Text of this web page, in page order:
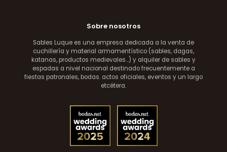
Sobre nosotros
Sables Luque es una empresa dedicada a la venta de
cuchillería y material armamentístico (sables, dagas,
katanas, productos medievales...) y alquiler de sables y
espadas a nivel nacional destinado frecuentemente a
fiestas patronales, bodas. actos oficiales, eventos y un largo
etcétera.